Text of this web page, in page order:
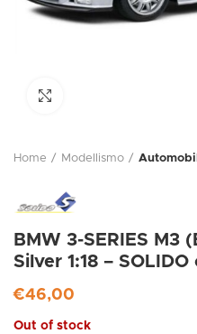
Home Modellismo
BMW 3-SERIES M3
Silver 1:18 –
€46,00
Out of stock